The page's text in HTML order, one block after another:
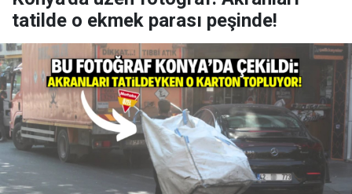
tatilde o ekmek parası peşinde!